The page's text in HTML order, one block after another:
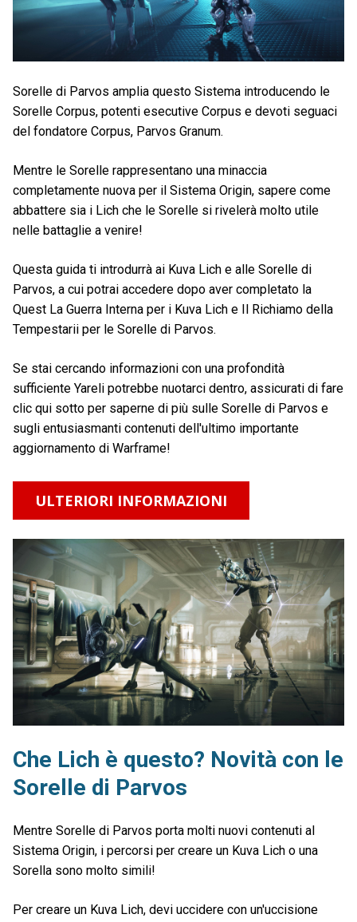
Sorelle di Parvos amplia questo Sistema introducendo le
Sorelle Corpus, potenti esecutive Corpus e devoti seguaci
del fondatore Corpus, Parvos Granum.
Mentre le Sorelle rappresentano una minaccia
completamente nuova per il Sistema Origin, sapere come
abbattere sia i Lich che le Sorelle si rivelerà molto utile
nelle battaglie a venire!
Questa guida ti introdurrà ai Kuva Lich e alle Sorelle di
Parvos, a cui potrai accedere dopo aver completato la
Quest La Guerra Interna per i Kuva Lich e Il Richiamo della
Tempestarii per le Sorelle di Parvos.
Se stai cercando informazioni con una profondità
sufficiente Yareli potrebbe nuotarci dentro, assicurati di fare
clic qui sotto per saperne di più sulle Sorelle di Parvos e
sugli entusiasmanti contenuti dell'ultimo importante
aggiornamento di Warframe!
ULTERIORI INFORMAZIONI
Che Lich è questo? Novità con le
Sorelle di Parvos
Mentre Sorelle di Parvos porta molti nuovi contenuti al
Sistema Origin, i percorsi per creare un Kuva Lich o una
Sorella sono molto simili!
Per creare un Kuva Lich, devi uccidere con un'uccisione